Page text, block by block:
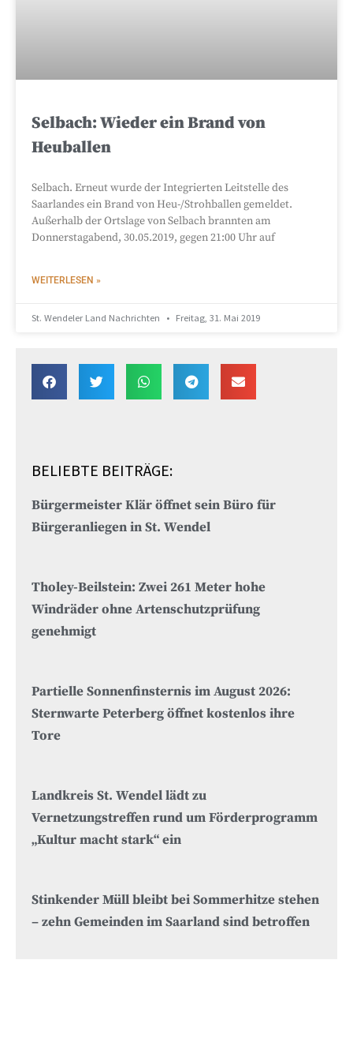
Selbach: Wieder ein Brand von
Heuballen
Selbach. Erneut wurde der Integrierten Leitstelle des
Saarlandes ein Brand von Heu-/Strohballen gemeldet.
Außerhalb der Ortslage von Selbach brannten am
Donnerstagabend, 30.05.2019, gegen 21:00 Uhr auf
WEITERLESEN »
St. Wendeler Land Nachrichten Freitag, 31. Mai 2019
BELIEBTE BEITRÄGE:
Bürgermeister Klär öffnet sein Büro für
Bürgeranliegen in St. Wendel
Tholey-Beilstein: Zwei 261 Meter hohe
Windräder ohne Artenschutzprüfung
genehmigt
Partielle Sonnenfinsternis im August 2026:
Sternwarte Peterberg öffnet kostenlos ihre
Tore
Landkreis St. Wendel lädt zu
Vernetzungstreffen rund um Förderprogramm
„Kultur macht stark“ ein
Stinkender Müll bleibt bei Sommerhitze stehen
– zehn Gemeinden im Saarland sind betroffen